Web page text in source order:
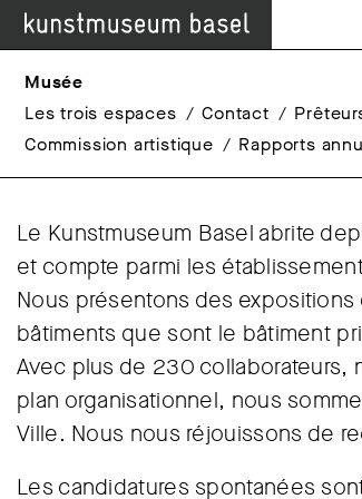
Musée
Les trois espaces
Contact
Commission artistique
Rapports
Le Kunstmuseum Basel abrite
et compte parmi les
Nous présentons des
bâtiments que sont le bâtiment
Avec plus de 230 collaborateurs,
plan organisationnel, nous
Ville. Nous nous réjouissons de
Les candidatures spontanées